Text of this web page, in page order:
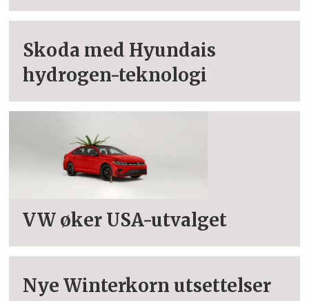
Skoda med Hyundais
hydrogen-teknologi
VW øker USA-utvalget
Nye Winterkorn utsettelser